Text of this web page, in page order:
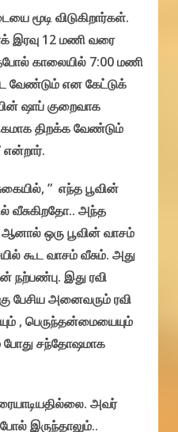
மூடி விடுகிறார்கள்.
இரவு 12 மணி வரை
காலையில் 7:00 மணி
வேண்டும் என கேட்டுக்
ஷாப் குறைவாக
திறக்க வேண்டும்
” எந்த பூவின்
வீசுகிறதோ.. அந்த
ஒரு பூவின் வாசம்
கூட வாசம் வீசும். அது
நற்பண்பு. இது ரவி
பேசிய அனைவரும் ரவி
, பெருந்தன்மையையும்
போது சந்தோஷமாக
அவர்
போல் இருந்தாலும்..